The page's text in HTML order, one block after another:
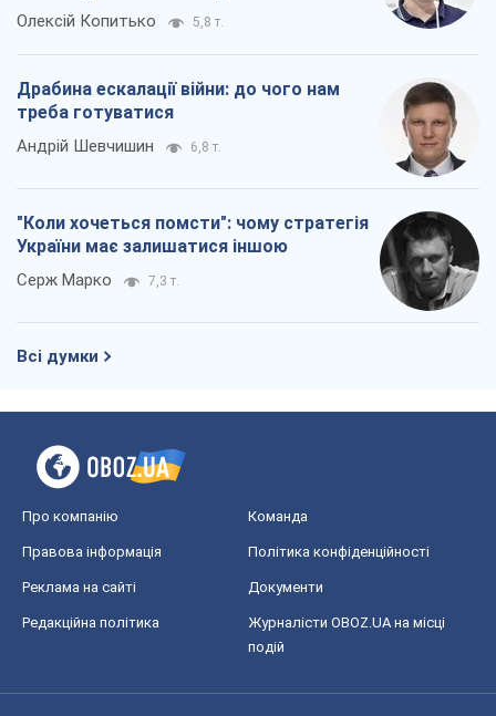
Олексій Копитько 5,8 т.
Драбина ескалації війни: до чого нам
треба готуватися
Андрій Шевчишин 6,8 т.
"Коли хочеться помсти": чому стратегія
України має залишатися іншою
Серж Марко 7,3 т.
Всі думки
Про компанію Команда
Правова інформація Політика конфіденційності
Реклама на сайті Документи
Редакційна політика
Журналісти OBOZ.UA на місці
подій